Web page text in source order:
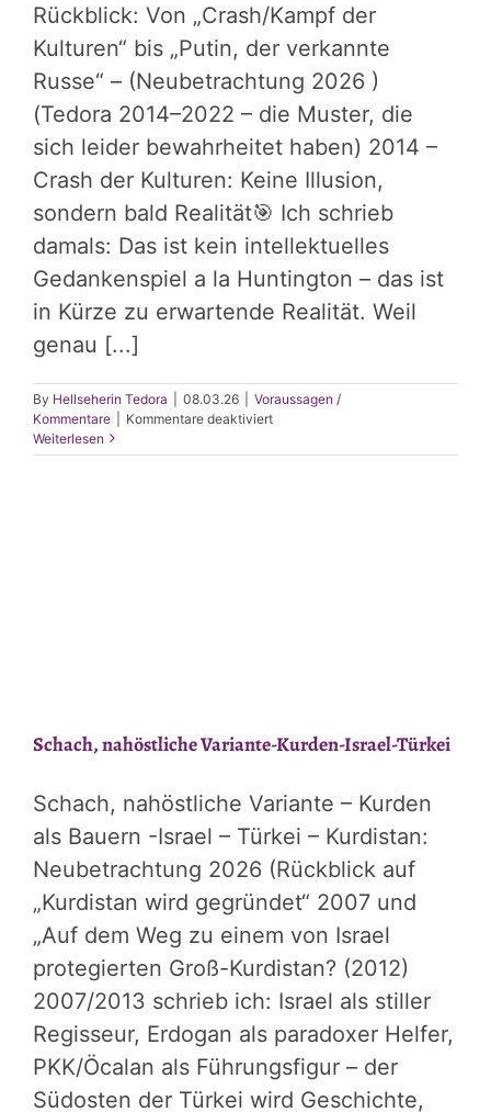
Rückblick: Von „Crash/Kampf der
Kulturen“ bis „Putin, der verkannte
Russe“ – (Neubetrachtung 2026 )
(Tedora 2014–2022 – die Muster, die
sich leider bewahrheitet haben) 2014 –
Crash der Kulturen: Keine Illusion,
sondern bald Realität🎯 Ich schrieb
damals: Das ist kein intellektuelles
Gedankenspiel a la Huntington – das ist
in Kürze zu erwartende Realität. Weil
genau [...]
By Hellseherin Tedora 08.03.26
Voraussagen /
Kommentare
Kommentare deaktiviertfür
Putin-
Weiterlesen
Schach, nahöstliche Variante-Kurden-Israel-Türkei
Schach, nahöstliche Variante – Kurden
als Bauern -Israel – Türkei – Kurdistan:
Neubetrachtung 2026 (Rückblick auf
„Kurdistan wird gegründet“ 2007 und
„Auf dem Weg zu einem von Israel
protegierten Groß-Kurdistan? (2012)
2007/2013 schrieb ich: Israel als stiller
Regisseur, Erdogan als paradoxer Helfer,
PKK/Öcalan als Führungsfigur – der
Südosten der Türkei wird Geschichte,